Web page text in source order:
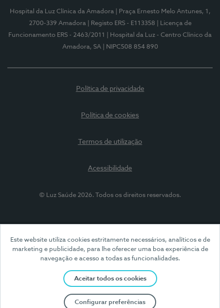
Este website utiliza cookies estritamente necessários, analíticos e de
marketing e publicidade, para lhe oferecer uma boa experiência de
navegação e acesso a todas as funcionalidades.
Aceitar todos os cookies
Configurar preferências
Hospital da Luz Clínica da Amadora
| Praça Ernesto Melo Antunes, 1,
2700-339 Amadora
| Registo ERS - E113358
| Licença de
Funcionamento ERS - 2463/2011
| Hospital da Luz - Centro Clínico da
Amadora, SA
| NIPC508 854 890
Política de privacidade
Política de cookies
Termos de utilização
Acessibilidade
© Luz Saúde 2026. Todos os direitos reservados.